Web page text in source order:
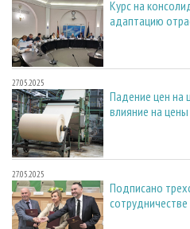
Курс на
адаптацию
27.05.2025
Падение цен на
влияние на
27.05.2025
Подписано
сотрудничестве